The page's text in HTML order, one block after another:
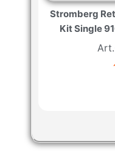
Stromberg
Kit Single